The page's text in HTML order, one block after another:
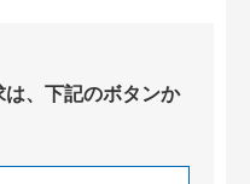
、下記のボタンか